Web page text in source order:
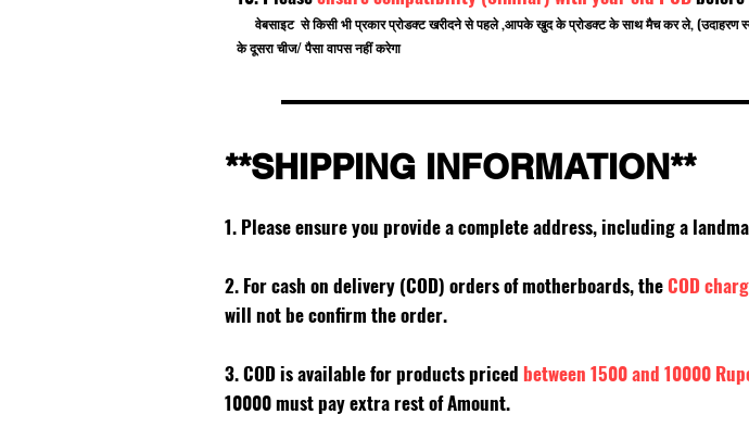
वेबसाइट से किसी भी प्रकार प्रोडक्ट खरीदने से पहले ,आपके खुद के प्रोडक्ट के साथ मैच कर ले,
के दूसरा चीज/ पैसा वापस नहीं करेगा
**SHIPPING INFORMATION**
1. Please ensure you provide a complete address, including a
2. For cash on delivery (COD) orders of motherboards, theCOD
will not be confirm the order.
3. COD is available for products priced between 1500 and 10000
10000 must pay extra rest of Amount.